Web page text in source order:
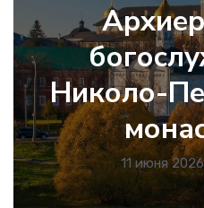
Николо-
11 июня 2026